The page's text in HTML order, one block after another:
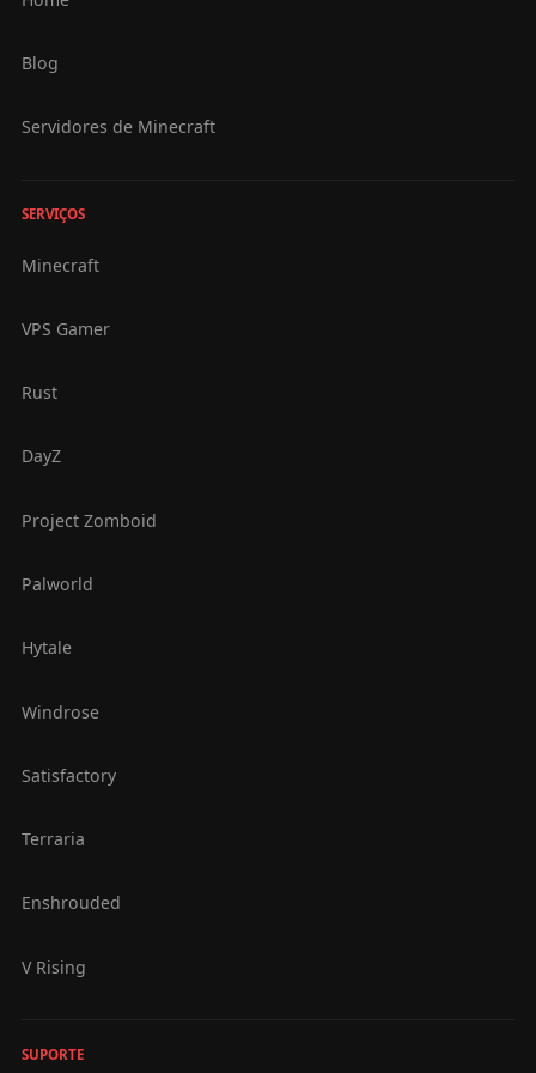
Blog
Servidores de Minecraft
SERVIÇOS
Minecraft
VPS Gamer
Rust
DayZ
Project Zomboid
Palworld
Hytale
Windrose
Satisfactory
Terraria
Enshrouded
V Rising
SUPORTE